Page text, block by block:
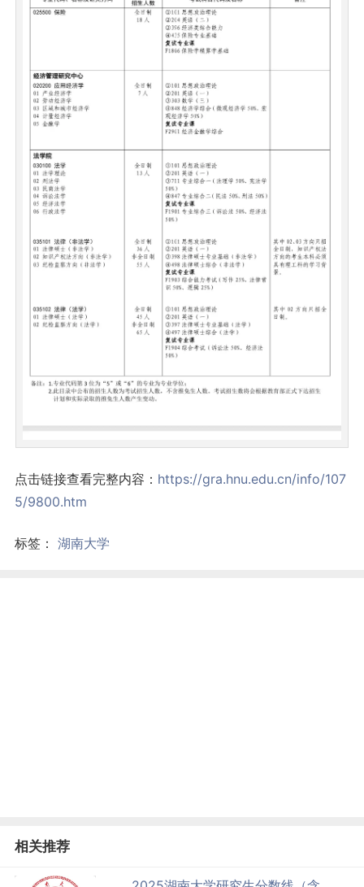
点击链接查看完整内容： https://gra.hnu.edu.cn/info/107
5/9800.htm
标签： 湖南大学
相关推荐